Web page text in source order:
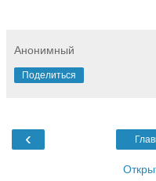
Анонимный
Поделиться
‹